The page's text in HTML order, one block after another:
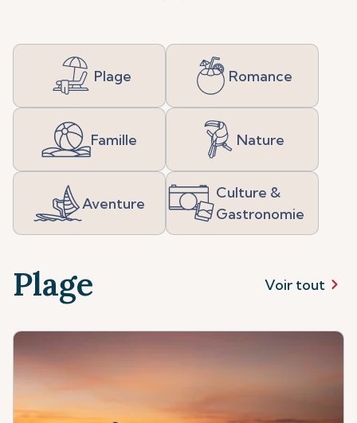
Plage Romance
Famille Nature
Aventure
Culture &
Gastronomie
Plage Voir tout